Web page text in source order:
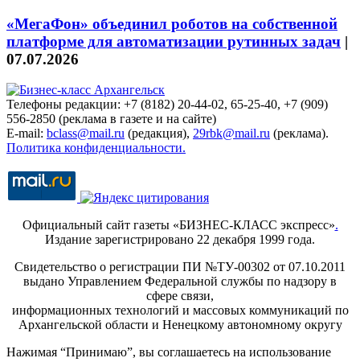
«МегаФон» объединил роботов на собственной
платформе для автоматизации рутинных задач |
07.07.2026
Телефоны редакции: +7 (8182) 20-44-02, 65-25-40, +7 (909)
556-2850 (реклама в газете и на сайте)
E-mail: bclass@mail.ru (редакция), 29rbk@mail.ru (реклама).
Политика конфиденциальности.
Официальный сайт газеты «БИЗНЕС-КЛАСС экспресс».
Издание зарегистрировано 22 декабря 1999 года.
Свидетельство о регистрации ПИ №ТУ-00302 от 07.10.2011
выдано Управлением Федеральной службы по надзору в
сфере связи,
информационных технологий и массовых коммуникаций по
Архангельской области и Ненецкому автономному округу
Нажимая “Принимаю”, вы соглашаетесь на использование